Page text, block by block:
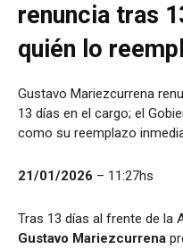
renuncia tras
quién lo
Gustavo Mariezcurrena
13 días en el cargo; el
como su reemplazo
21/01/2026 – 11:27hs
Tras 13 días al frente de la
Gustavo Mariezcurrena